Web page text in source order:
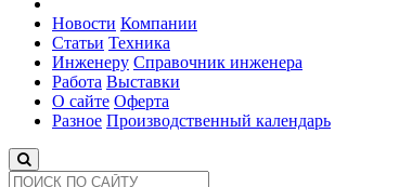
Новости Компании
Статьи Техника
Инженеру Справочник инженера
Работа Выставки
О сайте Оферта
Разное Производственный календарь